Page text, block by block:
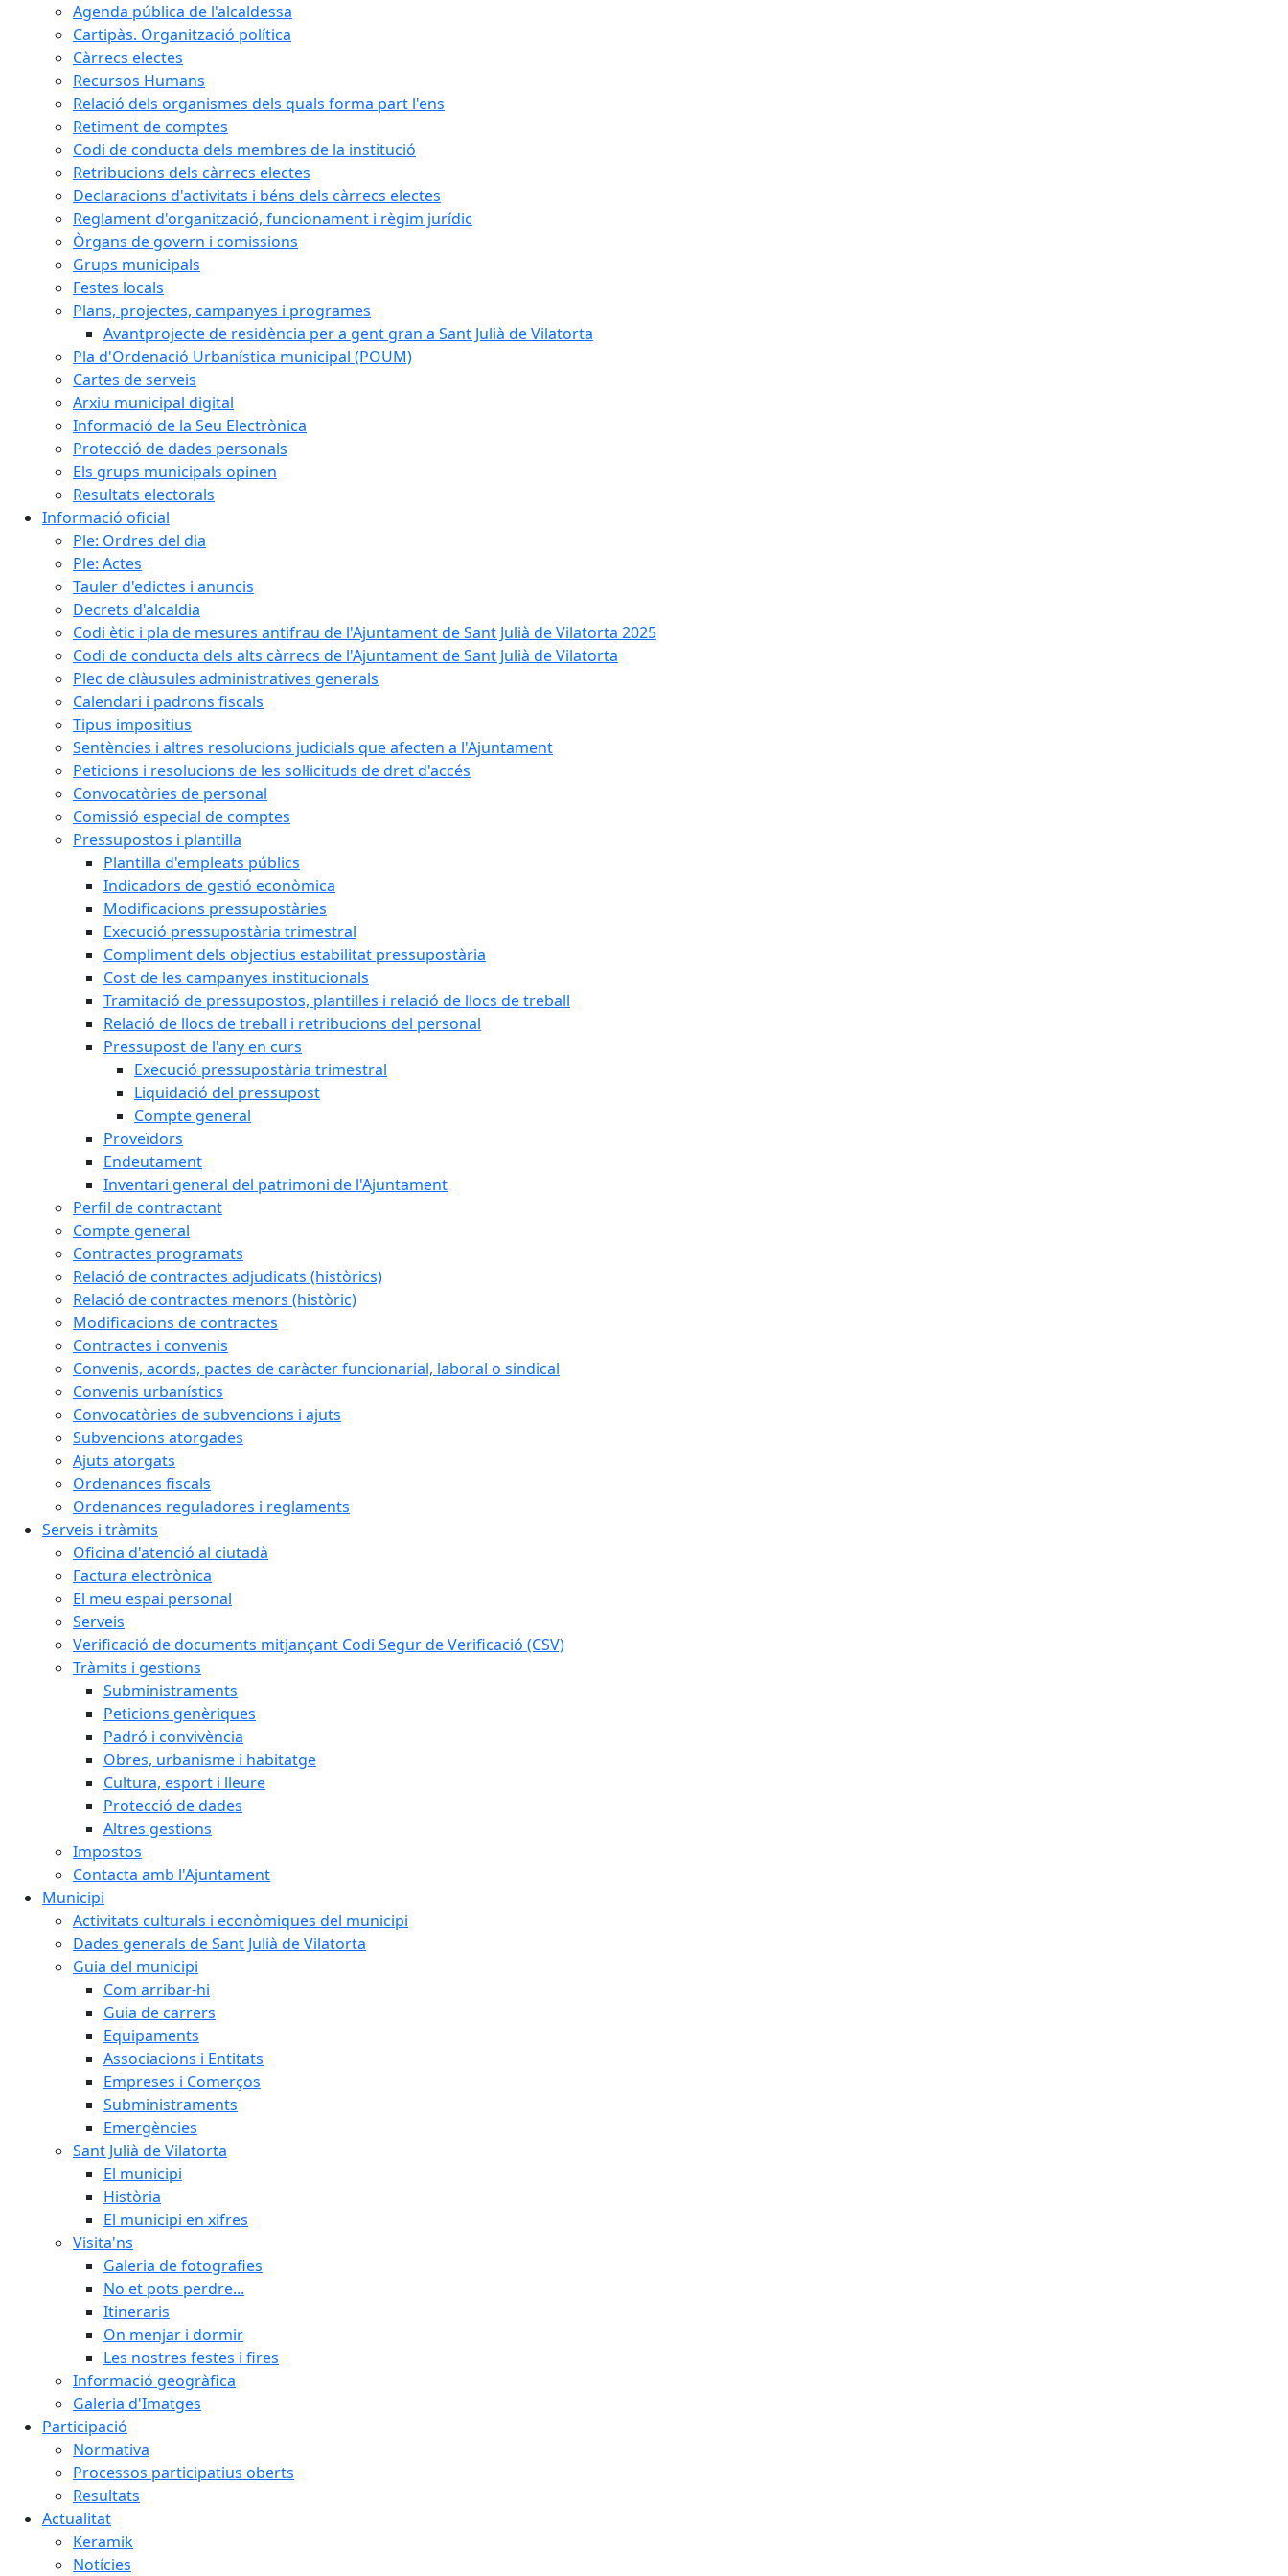
Agenda pública de l'alcaldessa
Cartipàs. Organització política
Càrrecs electes
Recursos Humans
Relació dels organismes dels quals forma part l'ens
Retiment de comptes
Codi de conducta dels membres de la institució
Retribucions dels càrrecs electes
Declaracions d'activitats i béns dels càrrecs electes
Reglament d'organització, funcionament i règim jurídic
Òrgans de govern i comissions
Grups municipals
Festes locals
Plans, projectes, campanyes i programes
Avantprojecte de residència per a gent gran a Sant Julià de Vilatorta
Pla d'Ordenació Urbanística municipal (POUM)
Cartes de serveis
Arxiu municipal digital
Informació de la Seu Electrònica
Protecció de dades personals
Els grups municipals opinen
Resultats electorals
Informació oficial
Ple: Ordres del dia
Ple: Actes
Tauler d'edictes i anuncis
Decrets d'alcaldia
Codi ètic i pla de mesures antifrau de l'Ajuntament de Sant Julià de Vilatorta 2025
Codi de conducta dels alts càrrecs de l'Ajuntament de Sant Julià de Vilatorta
Plec de clàusules administratives generals
Calendari i padrons fiscals
Tipus impositius
Sentències i altres resolucions judicials que afecten a l'Ajuntament
Peticions i resolucions de les sol·licituds de dret d'accés
Convocatòries de personal
Comissió especial de comptes
Pressupostos i plantilla
Plantilla d'empleats públics
Indicadors de gestió econòmica
Modificacions pressupostàries
Execució pressupostària trimestral
Compliment dels objectius estabilitat pressupostària
Cost de les campanyes institucionals
Tramitació de pressupostos, plantilles i relació de llocs de treball
Relació de llocs de treball i retribucions del personal
Pressupost de l'any en curs
Execució pressupostària trimestral
Liquidació del pressupost
Compte general
Proveïdors
Endeutament
Inventari general del patrimoni de l'Ajuntament
Perfil de contractant
Compte general
Contractes programats
Relació de contractes adjudicats (històrics)
Relació de contractes menors (històric)
Modificacions de contractes
Contractes i convenis
Convenis, acords, pactes de caràcter funcionarial, laboral o sindical
Convenis urbanístics
Convocatòries de subvencions i ajuts
Subvencions atorgades
Ajuts atorgats
Ordenances fiscals
Ordenances reguladores i reglaments
Serveis i tràmits
Oficina d'atenció al ciutadà
Factura electrònica
El meu espai personal
Serveis
Verificació de documents mitjançant Codi Segur de Verificació (CSV)
Tràmits i gestions
Subministraments
Peticions genèriques
Padró i convivència
Obres, urbanisme i habitatge
Cultura, esport i lleure
Protecció de dades
Altres gestions
Impostos
Contacta amb l'Ajuntament
Municipi
Activitats culturals i econòmiques del municipi
Dades generals de Sant Julià de Vilatorta
Guia del municipi
Com arribar-hi
Guia de carrers
Equipaments
Associacions i Entitats
Empreses i Comerços
Subministraments
Emergències
Sant Julià de Vilatorta
El municipi
Història
El municipi en xifres
Visita'ns
Galeria de fotografies
No et pots perdre...
Itineraris
On menjar i dormir
Les nostres festes i fires
Informació geogràfica
Galeria d'Imatges
Participació
Normativa
Processos participatius oberts
Resultats
Actualitat
Keramik
Notícies